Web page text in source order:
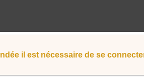
il est nécessaire de se